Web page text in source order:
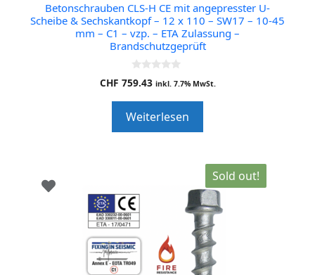
Betonschrauben CLS-H CE mit angepresster U-
Scheibe & Sechskantkopf – 12 x 110 – SW17 – 10-45
mm – C1 – vzp. – ETA Zulassung –
Brandschutzgeprüft
0
o
o
f
5
CHF 759.43 inkl. 7.7% MwSt.
Weiterlesen
Sold out!